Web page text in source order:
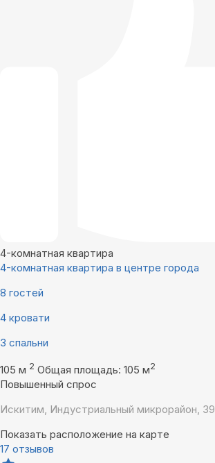
4-комнатная квартира
4-комнатная квартира в центре города
8 гостей
4 кровати
3 спальни
105 м 2 Общая площадь: 105 м2
Повышенный спрос
Искитим, Индустриальный микрорайон, 39
Показать расположение на карте
17 отзывов